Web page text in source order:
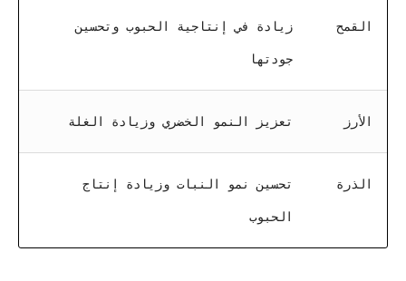
القمح زيادة في إنتاجية الحبوب وتحسين
جودتها
الأرز تعزيز النمو الخضري وزيادة الغلة
الذرة تحسين نمو النبات وزيادة إنتاج
الحبوب